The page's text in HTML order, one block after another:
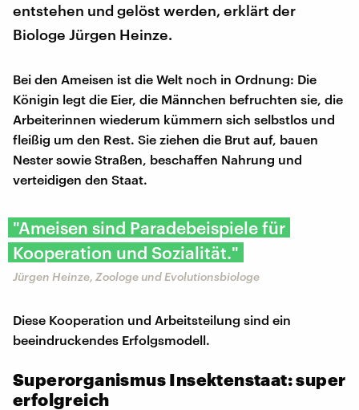
entstehen und gelöst werden, erklärt der
Biologe Jürgen Heinze.
Bei den Ameisen ist die Welt noch in Ordnung: Die
Königin legt die Eier, die Männchen befruchten sie, die
Arbeiterinnen wiederum kümmern sich selbstlos und
fleißig um den Rest. Sie ziehen die Brut auf, bauen
Nester sowie Straßen, beschaffen Nahrung und
verteidigen den Staat.
"Ameisen sind Paradebeispiele für
Kooperation und Sozialität."
Jürgen Heinze, Zoologe und Evolutionsbiologe
Diese Kooperation und Arbeitsteilung sind ein
beeindruckendes Erfolgsmodell.
Superorganismus Insektenstaat: super
erfolgreich